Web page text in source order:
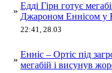
»
Едді Гірн готує
Джароном Еннісом
22:41, 28.03
»
Енніс – Ортіс під
мегабій і висунув